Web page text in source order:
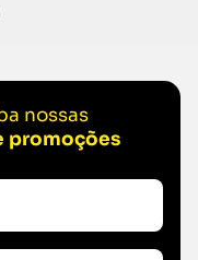
nossas
promoções